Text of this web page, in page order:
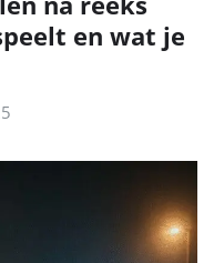
en wat je